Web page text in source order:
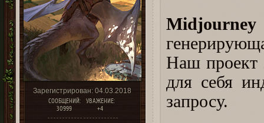
Зарегистрирован: 04.03.2018
СООБЩЕНИЙ:
30999
УВАЖЕНИЕ:
+4
Midjourney
Наш проект
для себя
запросу.